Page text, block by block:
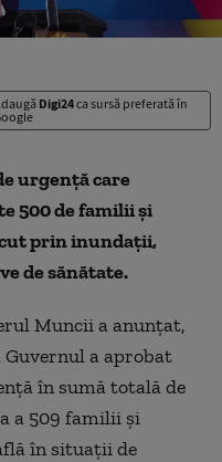
Digi24ca sursă preferată în
urgență care
500 de familii și
prin inundații,
de sănătate.
Muncii a anunțat,
a aprobat
în sumă totală de
a 509 familii și
în situații de